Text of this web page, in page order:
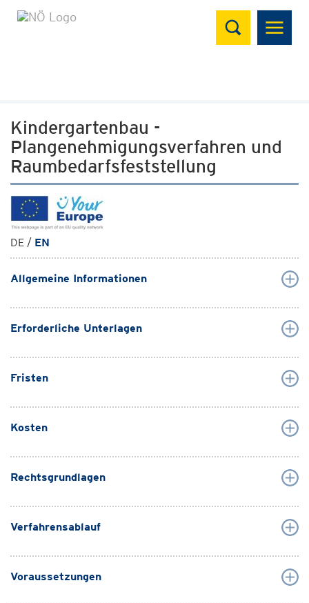
Suchen
Kindergartenbau -
Plangenehmigungsverfahren und
Raumbedarfsfeststellung
DE / EN
Allgemeine Informationen
Erforderliche Unterlagen
Fristen
Kosten
Rechtsgrundlagen
Verfahrensablauf
Voraussetzungen